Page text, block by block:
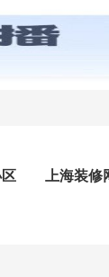
上海装修